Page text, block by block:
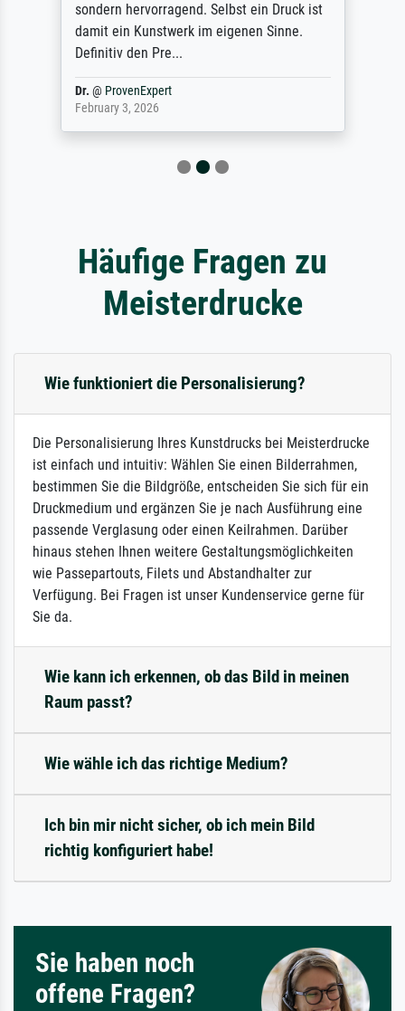
sondern hervorragend. Selbst ein Druck ist
damit ein Kunstwerk im eigenen Sinne.
Definitiv den Pre...
Dr. @ ProvenExpert
February 3, 2026
Häufige Fragen zu
Meisterdrucke
Wie funktioniert die Personalisierung?
Die Personalisierung Ihres Kunstdrucks bei Meisterdrucke
ist einfach und intuitiv: Wählen Sie einen Bilderrahmen,
bestimmen Sie die Bildgröße, entscheiden Sie sich für ein
Druckmedium und ergänzen Sie je nach Ausführung eine
passende Verglasung oder einen Keilrahmen. Darüber
hinaus stehen Ihnen weitere Gestaltungsmöglichkeiten
wie Passepartouts, Filets und Abstandhalter zur
Verfügung. Bei Fragen ist unser Kundenservice gerne für
Sie da.
Wie kann ich erkennen, ob das Bild in meinen
Raum passt?
Wie wähle ich das richtige Medium?
Ich bin mir nicht sicher, ob ich mein Bild
richtig konfiguriert habe!
Sie haben noch
offene Fragen?